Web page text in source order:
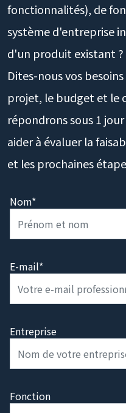
fonctionnalités), de
système d'entreprise
d'un produit existant ?
Dites-nous vos
projet, le budget et le
répondrons sous 1
aider à évaluer la
et les prochaines
Nom*
E-mail*
Entreprise
Fonction